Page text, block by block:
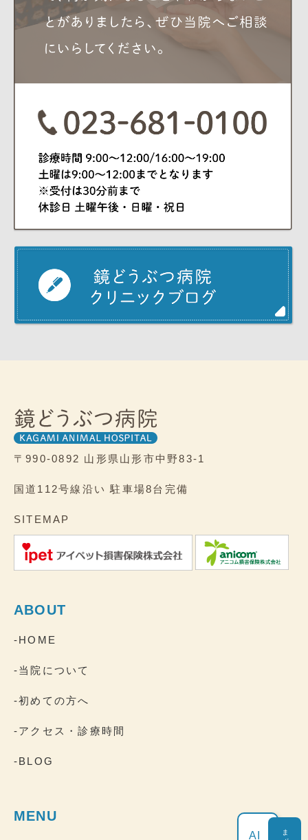
〒990-0892 山形県山形市中野83-1
国道112号線沿い 駐車場8台完備
SITEMAP
ABOUT
-HOME
-当院について
-初めての方へ
-アクセス・診療時間
-BLOG
MENU
AI